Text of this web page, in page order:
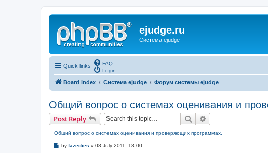
ejudge.ru
Система ejudge
Quick links
FAQ
Login
Board index Система ejudge Форум системы ejudge
Общий вопрос о системах оценивания и
Post Reply Search
Общий вопрос о системах оценивания и проверяющих программах.
Pby fazedies » 08 July 2011, 18:00